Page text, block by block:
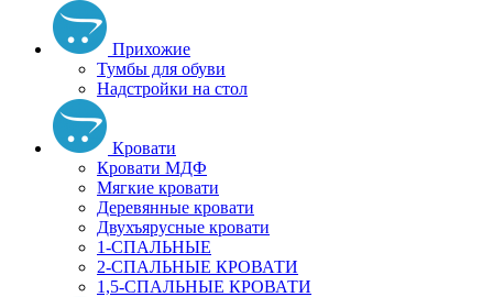
Прихожие
Тумбы для обуви
Надстройки на стол
Кровати
Кровати МДФ
Мягкие кровати
Деревянные кровати
Двухъярусные кровати
1-СПАЛЬНЫЕ
2-СПАЛЬНЫЕ КРОВАТИ
1,5-СПАЛЬНЫЕ КРОВАТИ